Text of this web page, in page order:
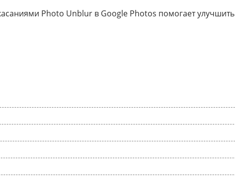
Photo Unblur в Google Photos помогает